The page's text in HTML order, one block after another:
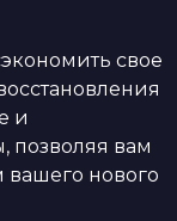
свое
и
позволяя вам
нового